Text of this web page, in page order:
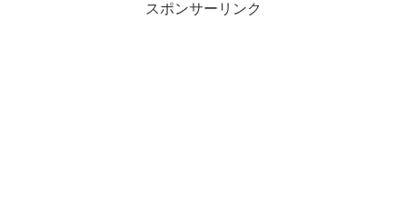
スポンサーリンク